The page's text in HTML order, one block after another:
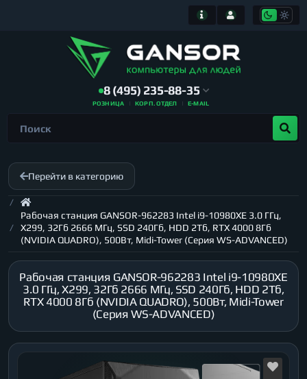
8 (495) 235-88-35
РОЗНИЦА КОРП. ОТДЕЛ E-MAIL
Перейти в категорию
Рабочая станция GANSOR-962283 Intel i9-10980XE 3.0 ГГц,
X299, 32Гб 2666 МГц, SSD 240Гб, HDD 2Тб, RTX 4000 8Гб
(NVIDIA QUADRO), 500Вт, Midi-Tower (Серия WS-ADVANCED)
Рабочая станция GANSOR-962283 Intel i9-10980XE
3.0 ГГц, X299, 32Гб 2666 МГц, SSD 240Гб, HDD 2Тб,
RTX 4000 8Гб (NVIDIA QUADRO), 500Вт, Midi-Tower
(Серия WS-ADVANCED)